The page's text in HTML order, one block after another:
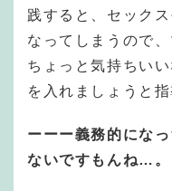
践すると、セック
なってしまうので
ちょっと気持ちい
を入れましょうと
ーーー義務的にな
ないですもんね…。